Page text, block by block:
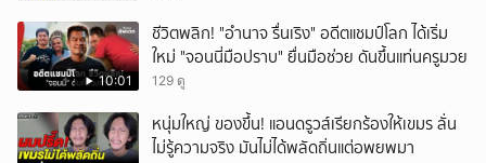
10:01
ชีวิตพลิก! "อำนาจ รื่นเริง" อดีตแชมป์โลก ได้เริ่ม
ใหม่ "จอนนี่มือปราบ" ยื่นมือช่วย ดันขึ้นแท่นครูมวย
129 ดู
หนุ่มใหญ่ ของขึ้น! แอนดรูวส์เรียกร้องให้เขมร ลั่น
ไม่รู้ความจริง มันไม่ได้พลัดถิ่นแต่อพยพมา